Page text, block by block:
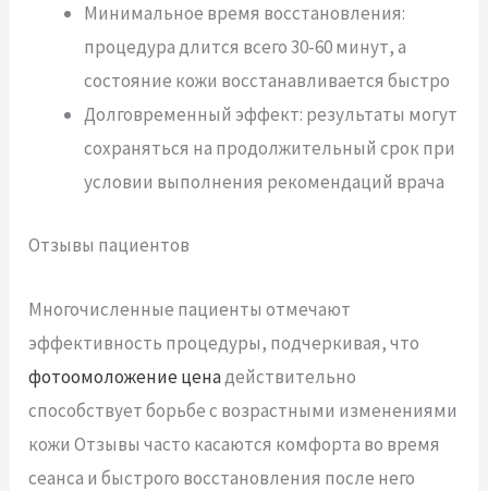
Минимальное время восстановления:
процедура длится всего 30-60 минут, а
состояние кожи восстанавливается быстро
Долговременный эффект: результаты могут
сохраняться на продолжительный срок при
условии выполнения рекомендаций врача
Отзывы пациентов
Многочисленные пациенты отмечают
эффективность процедуры, подчеркивая, что
фотоомоложение ценадействительно
способствует борьбе с возрастными изменениями
кожи Отзывы часто касаются комфорта во время
сеанса и быстрого восстановления после него